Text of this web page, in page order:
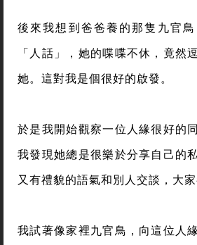
後來我想到爸爸養的那隻九官
「人話」，她的喋喋不休，竟然
她。這對我是個很好的啟發。
於是我開始觀察一位人緣很好的
我發現她總是很樂於分享自己的
又有禮貌的語氣和別人交談，大家
我試著像家裡九官鳥，向這位人